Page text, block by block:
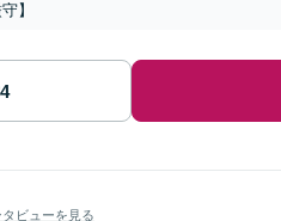
】
タビューを見る